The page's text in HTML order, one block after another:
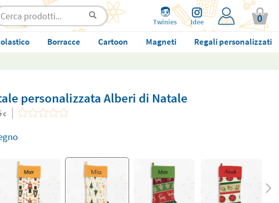
Twinies Idee 0
Borracce Cartoon Magneti
Regali personalizzati
personalizzata Alberi di Natale
€